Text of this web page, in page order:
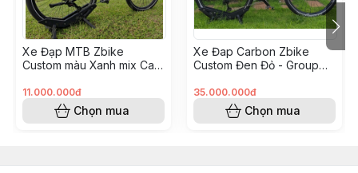
Xe Đạp MTB Zbike
Custom màu Xanh mix Cam
KH8248205)
11.000.000đ
Chọn mua
Xe Đap Carbon Zbike
Custom Đen Đỏ - Group
Tiêu KH8248211)
35.000.000đ
Chọn mua